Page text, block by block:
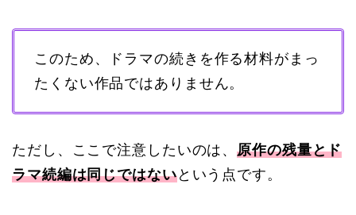
このため、ドラマの続きを作る材料がまっ
たくない作品ではありません。
ただし、ここで注意したいのは、原作の残量とド
ラマ続編は同じではないという点です。